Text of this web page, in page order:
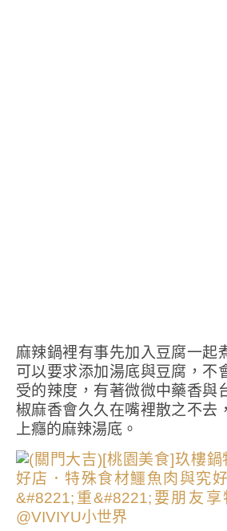
麻辣鍋裡有事先加入豆腐一起
可以要求添加湯底與豆腐，不
受的辣度，有著微微中藥香與
椒麻香會久久在嘴裡散之不去
上癮的麻辣湯底。